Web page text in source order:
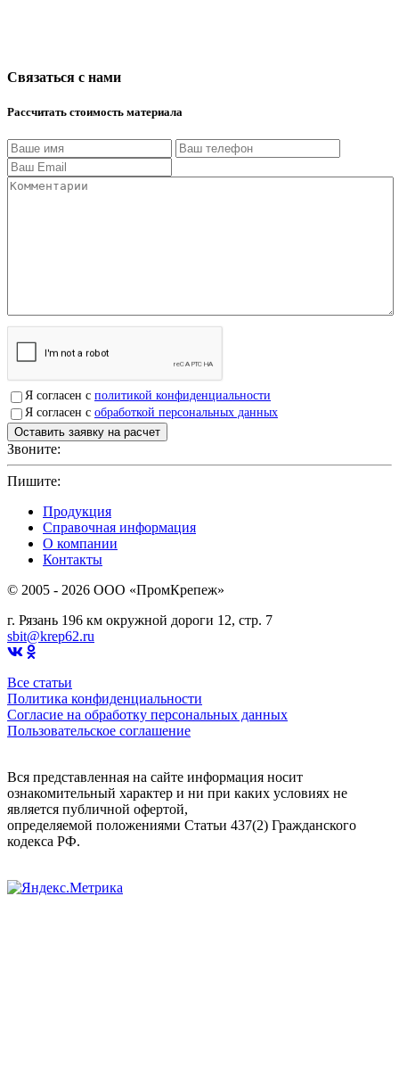
Связаться с нами
Рассчитать стоимость материала
Я согласен с политикой конфиденциальности
Я согласен с обработкой персональных данных
Звоните:
Пишите:
Продукция
Справочная информация
О компании
Контакты
© 2005 - 2026 OOO «ПромКрепеж»
г. Рязань 196 км окружной дороги 12, стр. 7
sbit@krep62.ru
Все статьи
Политика конфиденциальности
Согласие на обработку персональных данных
Пользовательское соглашение
Вся представленная на сайте информация носит
ознакомительный характер и ни при каких условиях не
является публичной офертой,
определяемой положениями Статьи 437(2) Гражданского
кодекса РФ.